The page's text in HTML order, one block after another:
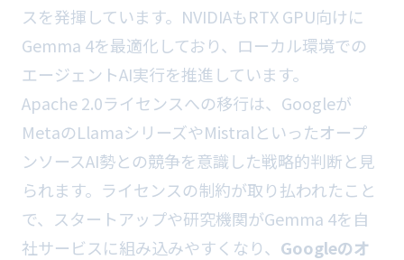
スを発揮しています。NVIDIAもRTX GPU向けに
Gemma 4を最適化しており、ローカル環境での
エージェントAI実行を推進しています。
Apache 2.0ライセンスへの移行は、Googleが
MetaのLlamaシリーズやMistralといったオープ
ンソースAI勢との競争を意識した戦略的判断と見
られます。ライセンスの制約が取り払われたこと
で、スタートアップや研究機関がGemma 4を自
社サービスに組み込みやすくなり、 Googleのオ